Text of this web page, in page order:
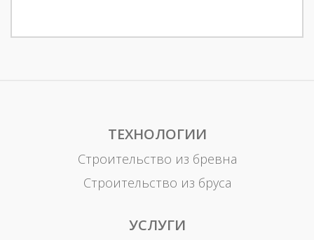
ТЕХНОЛОГИИ
Строительство из бревна
Строительство из бруса
УСЛУГИ